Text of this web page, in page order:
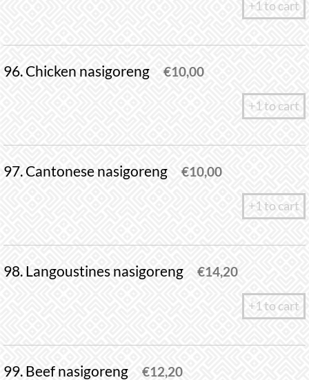
+1 to cart
96. Chicken nasigoreng €10,00
+1 to cart
97. Cantonese nasigoreng €10,00
+1 to cart
98. Langoustines nasigoreng €14,20
+1 to cart
99. Beef nasigoreng €12,20